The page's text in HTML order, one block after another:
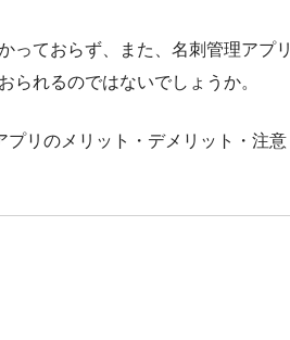
っておらず、また、名刺管理アプリ
れるのではないでしょうか。
リのメリット・デメリット・注意